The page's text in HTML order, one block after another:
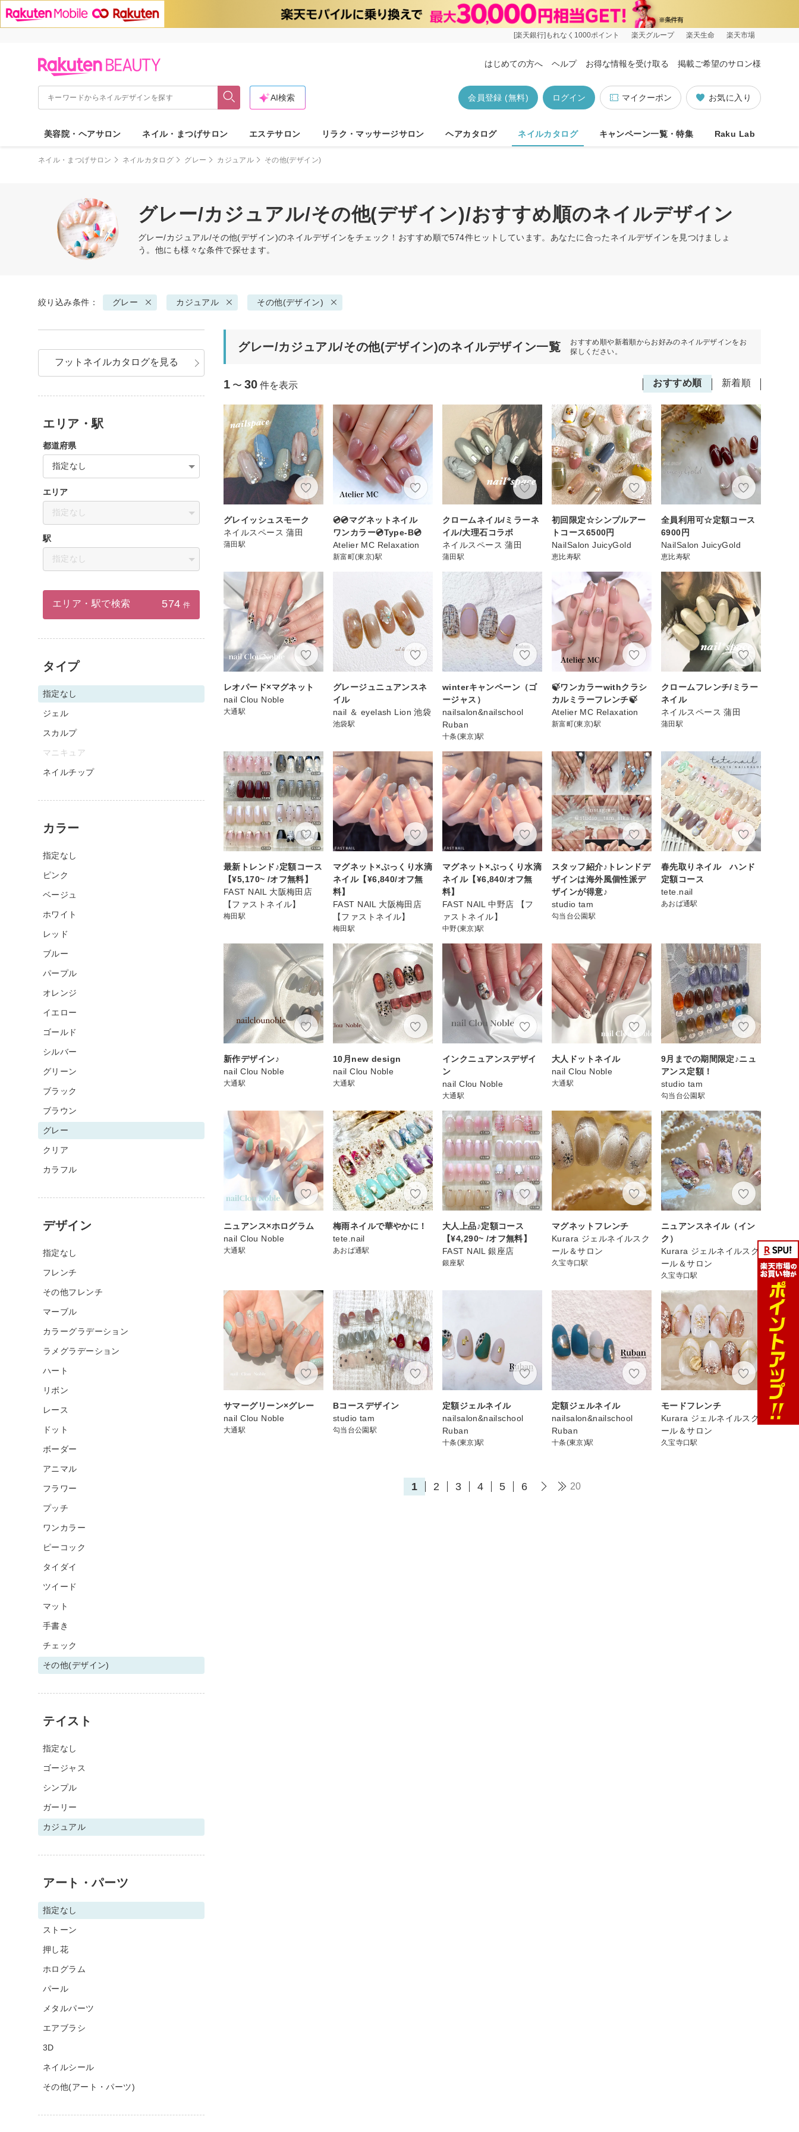
[楽天銀行]もれなく1000ポイント 楽天グループ 楽天生命 楽天市場
はじめての方へ ヘルプ お得な情報を受け取る 掲載ご希望のサロン様
お気に入り
マイクーポン
ログイン
会員登録 (無料)
AI検索
美容院・ヘアサロン ネイル・まつげサロン エステサロン リラク・マッサージサロン ヘアカタログ ネイルカタログ キャンペーン一覧・特集 Raku Lab
ネイル・まつげサロン ネイルカタログ グレー カジュアル その他(デザイン)
グレー/カジュアル/その他(デザイン)/おすすめ順のネイルデザイン
グレー/カジュアル/その他(デザイン)のネイルデザインをチェック！おすすめ順で574件ヒットしています。あなたに合ったネイルデザインを見つけましょ
う。他にも様々な条件で探せます。
絞り込み条件： グレー カジュアル その他(デザイン)
グレー/カジュアル/その他(デザイン)のネイルデザイン一覧
おすすめ順や新着順からお好みのネイルデザインをお
探しください。
おすすめ順 新着順
1 〜 30 件を表示
グレイッシュスモーク
ネイルスペース 蒲田
蒲田駅
💿💿マグネットネイル
ワンカラー💿Type-B💿
Atelier MC Relaxation
新富町(東京)駅
クロームネイル/ミラーネ
イル/大理石コラボ
ネイルスペース 蒲田
蒲田駅
初回限定☆シンプルアー
トコース6500円
NailSalon JuicyGold
恵比寿駅
全員利用可☆定額コース
6900円
NailSalon JuicyGold
恵比寿駅
レオパード×マグネット
nail Clou Noble
大通駅
グレージュニュアンスネ
イル
nail ＆ eyelash Lion 池袋
池袋駅
winterキャンペーン（ゴ
ージャス）
nailsalon&nailschool
Ruban
十条(東京)駅
🍃ワンカラーwithクラシ
カルミラーフレンチ🍃
Atelier MC Relaxation
新富町(東京)駅
クロームフレンチ/ミラー
ネイル
ネイルスペース 蒲田
蒲田駅
最新トレンド♪定額コース
【¥5,170~ /オフ無料】
FAST NAIL 大阪梅田店
【ファストネイル】
梅田駅
マグネット×ぷっくり水滴
ネイル【¥6,840/オフ無
料】
FAST NAIL 大阪梅田店
【ファストネイル】
梅田駅
マグネット×ぷっくり水滴
ネイル【¥6,840/オフ無
料】
FAST NAIL 中野店 【フ
ァストネイル】
中野(東京)駅
スタッフ紹介♪トレンドデ
ザインは海外風個性派デ
ザインが得意♪
studio tam
勾当台公園駅
春先取りネイル ハンド
定額コース
tete.nail
あおば通駅
新作デザイン♪
nail Clou Noble
大通駅
10月new design
nail Clou Noble
大通駅
インクニュアンスデザイ
ン
nail Clou Noble
大通駅
大人ドットネイル
nail Clou Noble
大通駅
9月までの期間限定♪ニュ
アンス定額！
studio tam
勾当台公園駅
ニュアンス×ホログラム
nail Clou Noble
大通駅
梅雨ネイルで華やかに！
tete.nail
あおば通駅
大人上品♪定額コース
【¥4,290~ /オフ無料】
FAST NAIL 銀座店
銀座駅
マグネットフレンチ
Kurara ジェルネイルスク
ール＆サロン
久宝寺口駅
ニュアンスネイル（イン
ク）
Kurara ジェルネイルスク
ール＆サロン
久宝寺口駅
サマーグリーン×グレー
nail Clou Noble
大通駅
Bコースデザイン
studio tam
勾当台公園駅
定額ジェルネイル
nailsalon&nailschool
Ruban
十条(東京)駅
定額ジェルネイル
nailsalon&nailschool
Ruban
十条(東京)駅
モードフレンチ
Kurara ジェルネイルスク
ール＆サロン
久宝寺口駅
1 2 3 4 5 6 20
フットネイルカタログを見る
エリア・駅
都道府県
指定なし
エリア
指定なし
駅
指定なし
エリア・駅で検索 574 件
タイプ
指定なし
ジェル
スカルプ
マニキュア
ネイルチップ
カラー
指定なし
ピンク
ベージュ
ホワイト
レッド
ブルー
パープル
オレンジ
イエロー
ゴールド
シルバー
グリーン
ブラック
ブラウン
グレー
クリア
カラフル
デザイン
指定なし
フレンチ
その他フレンチ
マーブル
カラーグラデーション
ラメグラデーション
ハート
リボン
レース
ドット
ボーダー
アニマル
フラワー
プッチ
ワンカラー
ピーコック
タイダイ
ツイード
マット
手書き
チェック
その他(デザイン)
テイスト
指定なし
ゴージャス
シンプル
ガーリー
カジュアル
アート・パーツ
指定なし
ストーン
押し花
ホログラム
パール
メタルパーツ
エアブラシ
3D
ネイルシール
その他(アート・パーツ)